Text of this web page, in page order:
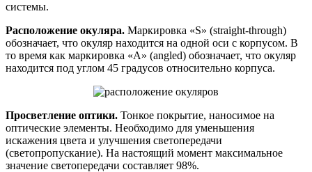
системы.
Расположение окуляра. Маркировка «S» (straight-through)
обозначает, что окуляр находится на одной оси с корпусом. В
то время как маркировка «A» (angled) обозначает, что окуляр
находится под углом 45 градусов относительно корпуса.
Просветление оптики. Тонкое покрытие, наносимое на
оптические элементы. Необходимо для уменьшения
искажения цвета и улучшения светопередачи
(светопропускание). На настоящий момент максимальное
значение светопередачи составляет 98%.